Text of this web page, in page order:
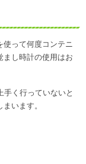
って何度コンテニ
まし時計の使用はお
手く行っていないと
います。